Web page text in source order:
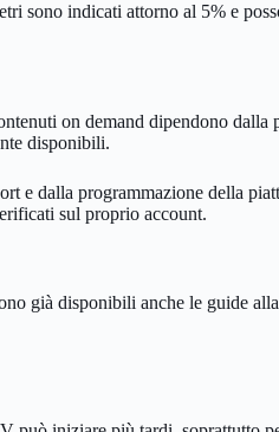
sono indicati attorno al 5% e
on demand dipendono
disponibili.
e dalla programmazione della
sul proprio account.
già disponibili anche le guide